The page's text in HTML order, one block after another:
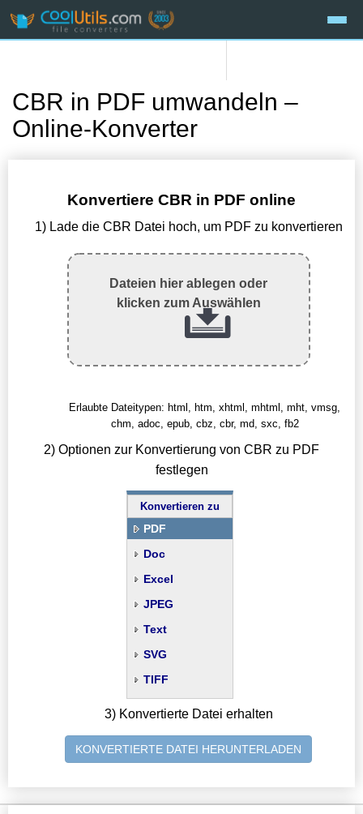
CBR in PDF umwandeln –
Online-Konverter
Konvertiere CBR in PDF online
1) Lade die CBR Datei hoch, um PDF zu konvertieren
Dateien hier ablegen oder
klicken zum Auswählen
Erlaubte Dateitypen: html, htm, xhtml, mhtml, mht, vmsg,
chm, adoc, epub, cbz, cbr, md, sxc, fb2
2) Optionen zur Konvertierung von CBR zu PDF
festlegen
Konvertieren zu
PDF
Doc
Excel
JPEG
Text
SVG
TIFF
3) Konvertierte Datei erhalten
KONVERTIERTE DATEI HERUNTERLADEN